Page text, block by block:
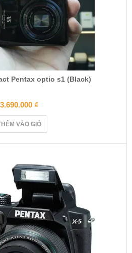
Pentax optio s1 (Black)
3.690.000 ₫
VÀO GIỎ